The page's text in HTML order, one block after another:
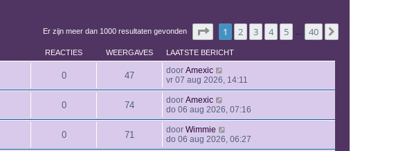
Er zijn meer dan 1000 resultaten gevonden Pagina1 van 40
1 2 3 4 5 40
REACTIES WEERGAVES LAATSTE BERICHT
0 47 door Amexic
vr 07 aug 2026, 14:11
0 74 door Amexic
do 06 aug 2026, 07:16
0 71 door Wimmie
do 06 aug 2026, 06:27